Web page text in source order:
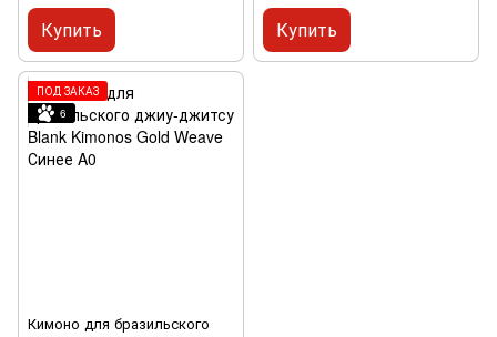
Купить Купить
ПОД ЗАКАЗ
6
Кимоно для бразильского